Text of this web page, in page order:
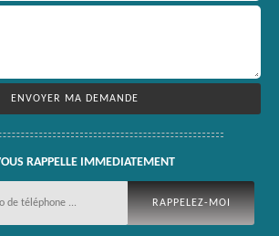
RAPPELLE IMMEDIATEMENT